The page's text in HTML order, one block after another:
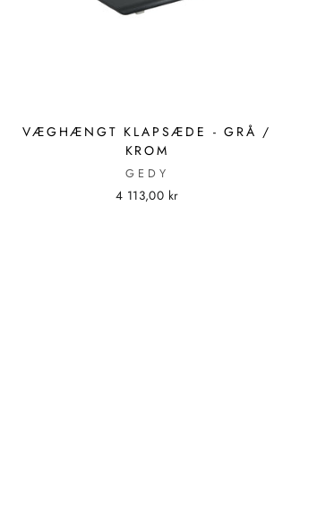
VÆGHÆNGT KLAPSÆDE - GRÅ /
KROM
GEDY
4 113,00 kr